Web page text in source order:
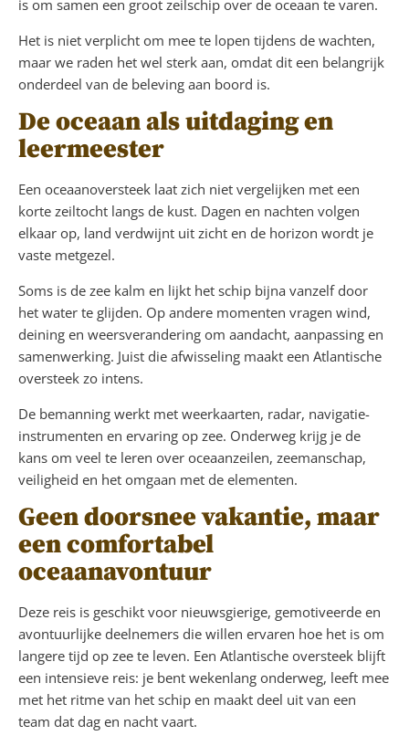
is om samen een groot zeilschip over de oceaan te varen.
Het is niet verplicht om mee te lopen tijdens de wachten,
maar we raden het wel sterk aan, omdat dit een belangrijk
onderdeel van de beleving aan boord is.
De oceaan als uitdaging en
leermeester
Een oceaanoversteek laat zich niet vergelijken met een
korte zeiltocht langs de kust. Dagen en nachten volgen
elkaar op, land verdwijnt uit zicht en de horizon wordt je
vaste metgezel.
Soms is de zee kalm en lijkt het schip bijna vanzelf door
het water te glijden. Op andere momenten vragen wind,
deining en weersverandering om aandacht, aanpassing en
samenwerking. Juist die afwisseling maakt een Atlantische
oversteek zo intens.
De bemanning werkt met weerkaarten, radar, navigatie-
instrumenten en ervaring op zee. Onderweg krijg je de
kans om veel te leren over oceaanzeilen, zeemanschap,
veiligheid en het omgaan met de elementen.
Geen doorsnee vakantie, maar
een comfortabel
oceaanavontuur
Deze reis is geschikt voor nieuwsgierige, gemotiveerde en
avontuurlijke deelnemers die willen ervaren hoe het is om
langere tijd op zee te leven. Een Atlantische oversteek blijft
een intensieve reis: je bent wekenlang onderweg, leeft mee
met het ritme van het schip en maakt deel uit van een
team dat dag en nacht vaart.